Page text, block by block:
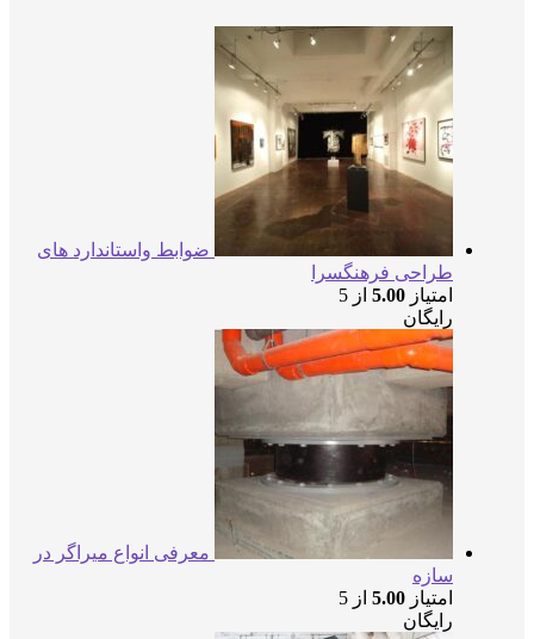
ضوابط واستاندارد های
طراحی فرهنگسرا
امتیاز5.00 از 5
رایگان
معرفی انواع میراگر در
امتیاز5.00 از 5
رایگان